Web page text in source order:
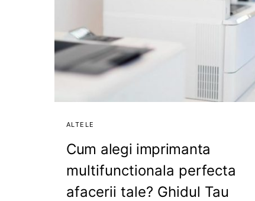
ALTELE
Cum alegi imprimanta
multifunctionala perfecta
afacerii tale? Ghidul Tau